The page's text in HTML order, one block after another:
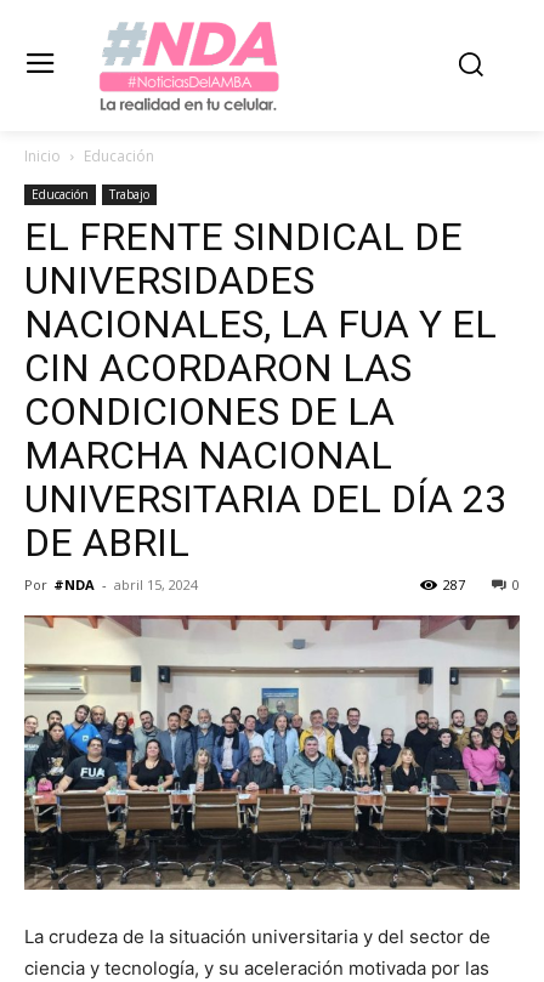
Inicio Educación
Educación Trabajo
EL FRENTE SINDICAL DE
UNIVERSIDADES
NACIONALES, LA FUA Y EL
CIN ACORDARON LAS
CONDICIONES DE LA
MARCHA NACIONAL
UNIVERSITARIA DEL DÍA 23
DE ABRIL
Por #NDA - abril 15, 2024 0
287
La crudeza de la situación universitaria y del sector de
ciencia y tecnología, y su aceleración motivada por las